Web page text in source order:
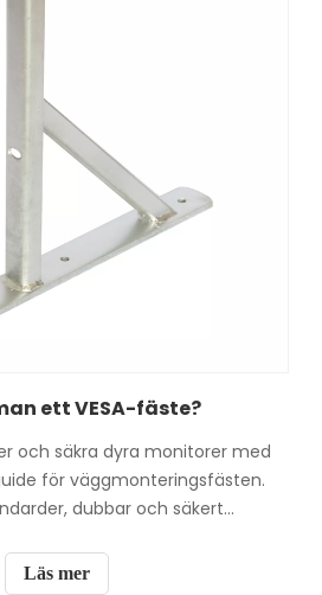
ett VESA-fäste?
och säkra dyra monitorer med
för väggmonteringsfästen.
dubbar och säkert
Läs mer